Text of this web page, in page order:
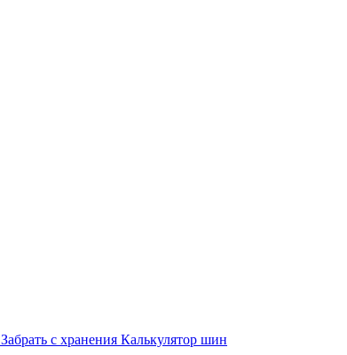
Забрать с хранения Калькулятор шин